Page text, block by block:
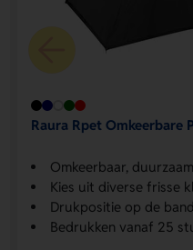
Raura Rpet Omkeerbare
Omkeerbaar,
Kies uit diverse frisse
Drukpositie op de
Bedrukken vanaf 25